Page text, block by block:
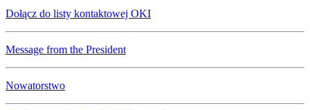
Dołącz do listy kontaktowej OKI
Message from the President
Nowatorstwo